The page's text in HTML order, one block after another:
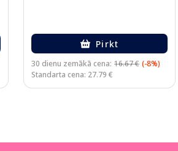
Pirkt
30 dienu zemākā cena: 16.67 € (-8%)
Standarta cena: 27.79 €